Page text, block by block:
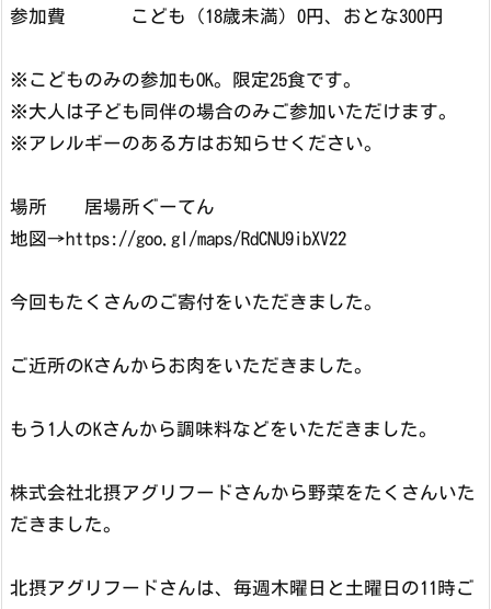
参加費 こども（18歳未満）0円、おとな300円
※こどものみの参加もOK。限定25食です。
※大人は子ども同伴の場合のみご参加いただけます。
※アレルギーのある方はお知らせください。
場所 居場所ぐーてん
地図→https://goo.gl/maps/RdCNU9ibXV22
今回もたくさんのご寄付をいただきました。
ご近所のKさんからお肉をいただきました。
もう1人のKさんから調味料などをいただきました。
株式会社北摂アグリフードさんから野菜をたくさんいた
だきました。
北摂アグリフードさんは、毎週木曜日と土曜日の11時ご